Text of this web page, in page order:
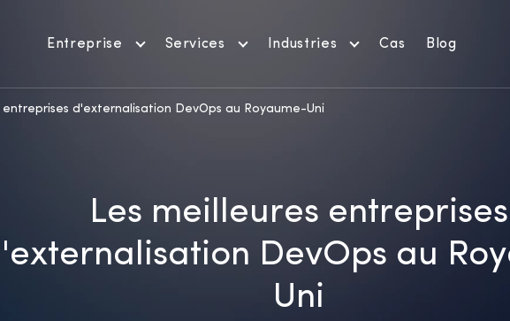
Entreprise Services Industries Cas Blog
entreprises d'externalisation DevOps au Royaume-Uni
Les meilleures entreprises
DevOps au
Uni